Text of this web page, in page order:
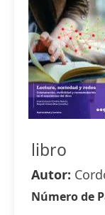
libro
Autor:
Número de